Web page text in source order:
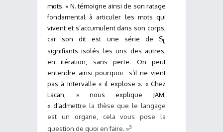
mots. » N. témoigne ainsi de son ratage
fondamental à articuler les mots qui
vivent et s’accumulent dans son corps,
car son dit est une série de S1,
signifiants isolés les uns des autres,
en itération,
sans perte. On peut
entendre ainsi pourquoi s’il ne vient
pas à Intervalle « il explose ». « Chez
Lacan, » nous explique JAM,
« d’admettre la thèse que le langage
est un organe, cela vous pose la
question de quoi en faire. »3